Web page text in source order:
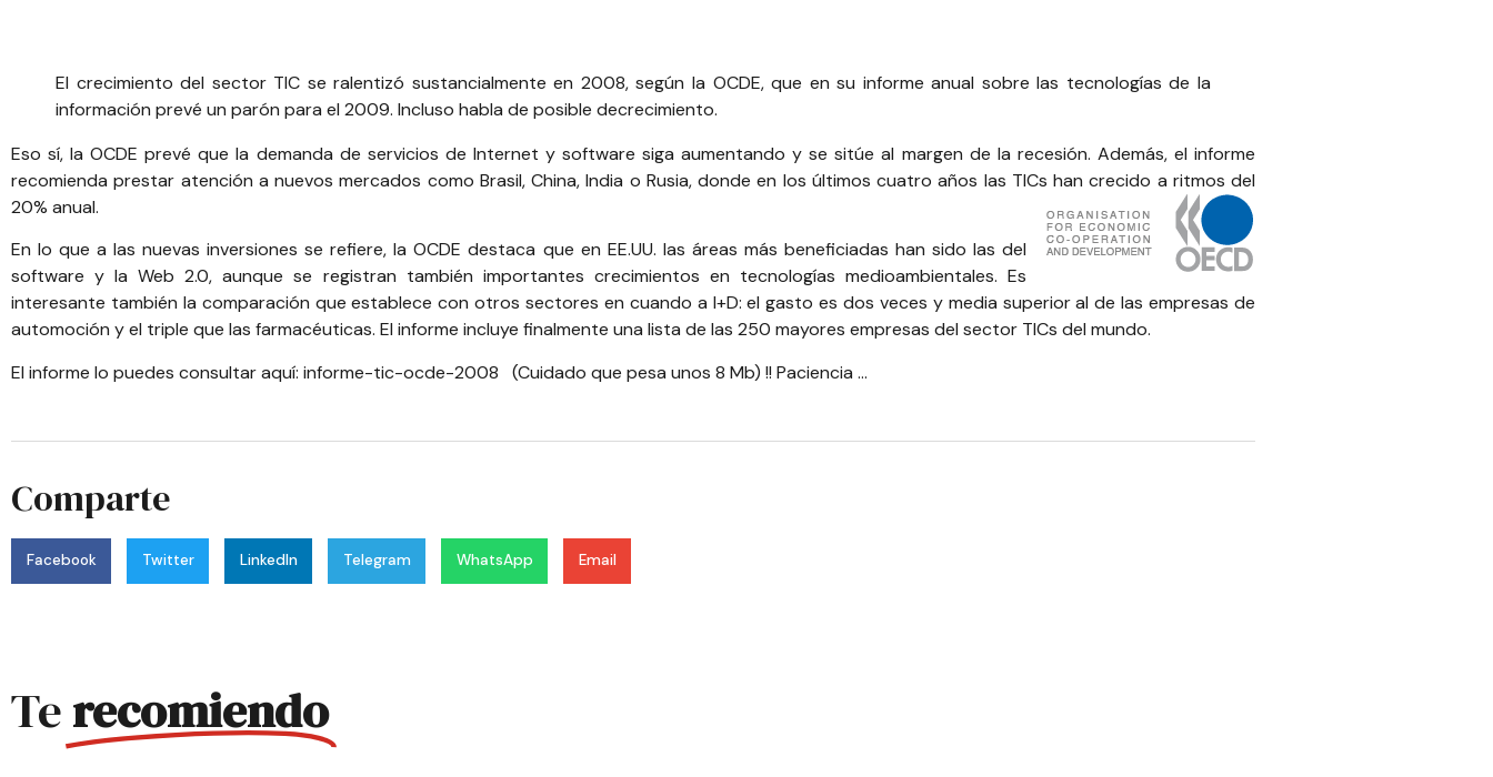
El crecimiento del sector TIC se ralentizó sustancialmente en 2008, según la OCDE, que en su informe anual sobre las tecnologías de la
información prevé un parón para el 2009. Incluso habla de posible decrecimiento.
Eso sí, la OCDE prevé que la demanda de servicios de Internet y software siga aumentando y se sitúe al margen de la recesión. Además, el informe
recomienda prestar atención a nuevos mercados como Brasil, China, India o Rusia, donde en los últimos cuatro años las TICs han crecido a ritmos del
20% anual.
En lo que a las nuevas inversiones se refiere, la OCDE destaca que en EE.UU. las áreas más beneficiadas han sido las del
software y la Web 2.0, aunque se registran también importantes crecimientos en tecnologías medioambientales. Es
interesante también la comparación que establece con otros sectores en cuando a I+D: el gasto es dos veces y media superior al de las empresas de
automoción y el triple que las farmacéuticas. El informe incluye finalmente una lista de las 250 mayores empresas del sector TICs del mundo.
El informe lo puedes consultar aquí: informe-tic-ocde-2008 (Cuidado que pesa unos 8 Mb) !! Paciencia …
Comparte
Facebook Twitter LinkedIn Telegram WhatsApp Email
Terecomiendo